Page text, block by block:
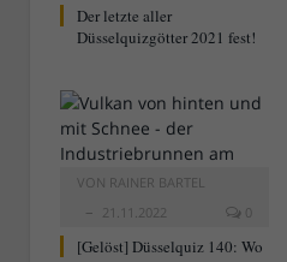
Der letzte aller
Düsselquizgötter 2021 fest!
VON RAINER BARTEL
21.11.2022
0
[Gelöst] Düsselquiz 140: Wo